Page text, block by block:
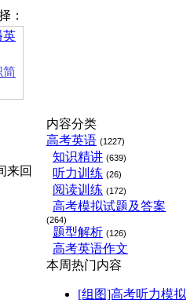
：
英
简
来回
内容分类
高考英语 (1227)
知识精讲 (639)
听力训练 (26)
阅读训练 (172)
高考模拟试题及答案
(264)
题型解析 (126)
高考英语作文
本周热门内容
[组图]高考听力模拟